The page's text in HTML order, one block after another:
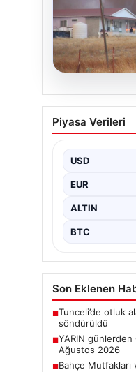
03.08.2026
yangın çıktı
Piyasa Verileri
USD
EUR
ALTIN
BTC
Son Eklenen
■Tunceli’de otluk
söndürüldü
■YARIN günlerden
Ağustos 2026
■Bahçe Mutfakları